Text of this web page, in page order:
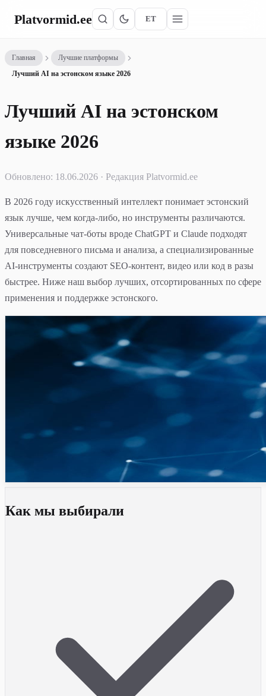
Platvormid.ee ET
Главная
Лучшие платформы
Лучший AI на эстонском языке 2026
Лучший AI на эстонском
языке 2026
Обновлено: 18.06.2026 · Редакция Platvormid.ee
В 2026 году искусственный интеллект понимает эстонский
язык лучше, чем когда-либо, но инструменты различаются.
Универсальные чат-боты вроде ChatGPT и Claude подходят
для повседневного письма и анализа, а специализированные
AI-инструменты создают SEO-контент, видео или код в разы
быстрее. Ниже наш выбор лучших, отсортированных по сфере
применения и поддержке эстонского.
Как мы выбирали